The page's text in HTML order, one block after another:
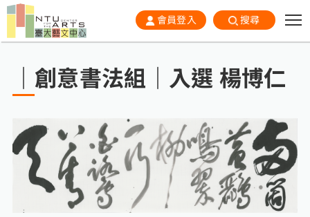
會員登入 搜尋
｜創意書法組｜入選 楊博仁